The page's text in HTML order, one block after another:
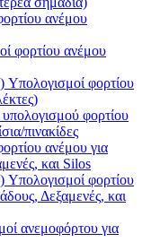
ανέμου
φορτίου ανέμου
φορτίου
φορτίου
πινακίδες
ανέμου για
και Silos
φορτίου
Δεξαμενές, και
ανεμοφόρτου για